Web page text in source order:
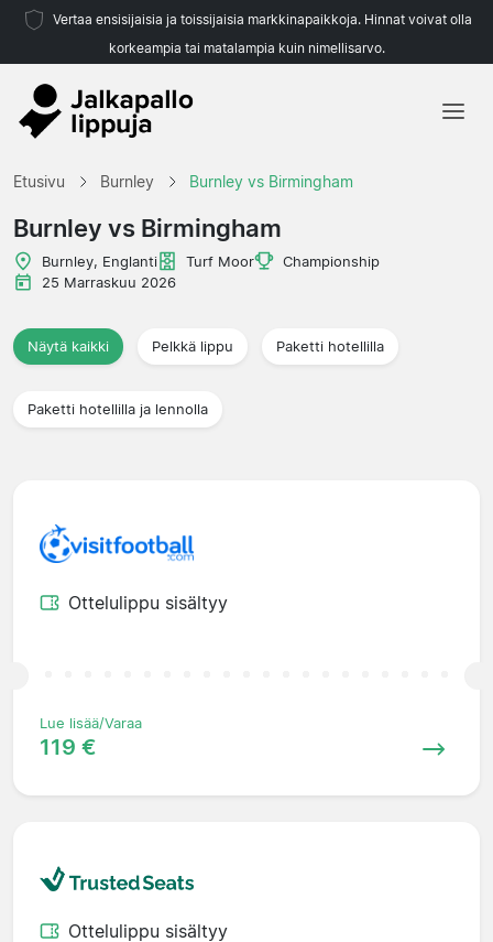
Vertaa ensisijaisia ja toissijaisia markkinapaikkoja. Hinnat voivat olla
korkeampia tai matalampia kuin nimellisarvo.
Liigat
Etusivu Burnley Burnley vs Birmingham
Burnley vs Birmingham
Burnley, Englanti Turf Moor
Championship
25 Marraskuu 2026
Näytä kaikki Pelkkä lippu Paketti hotellilla
Paketti hotellilla ja lennolla
Ottelulippu sisältyy
Lue lisää/Varaa
119 €
Ottelulippu sisältyy